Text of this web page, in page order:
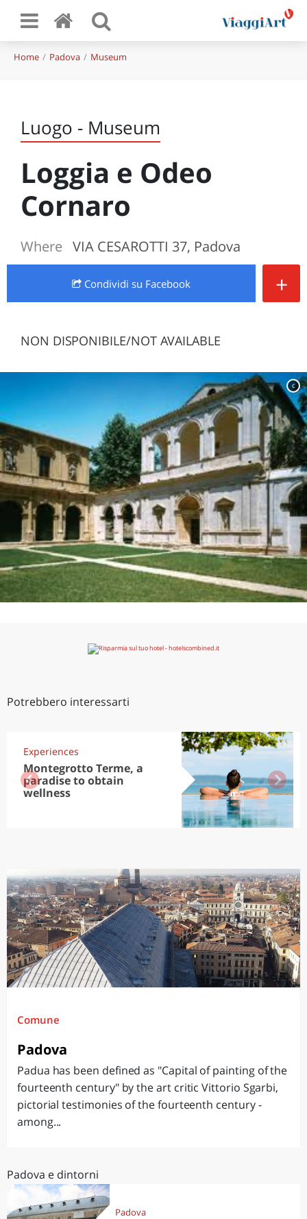
Home Padova Museum
Luogo - Museum
Loggia e Odeo
Cornaro
Where VIA CESAROTTI 37, Padova
Condividi su Facebook +
NON DISPONIBILE/NOT AVAILABLE
c
Potrebbero interessarti
Experiences
Montegrotto Terme, a
paradise to obtain
wellness
Comune
Padova
Padua has been defined as "Capital of painting of the
fourteenth century" by the art critic Vittorio Sgarbi,
pictorial testimonies of the fourteenth century -
among...
Padova e dintorni
Padova